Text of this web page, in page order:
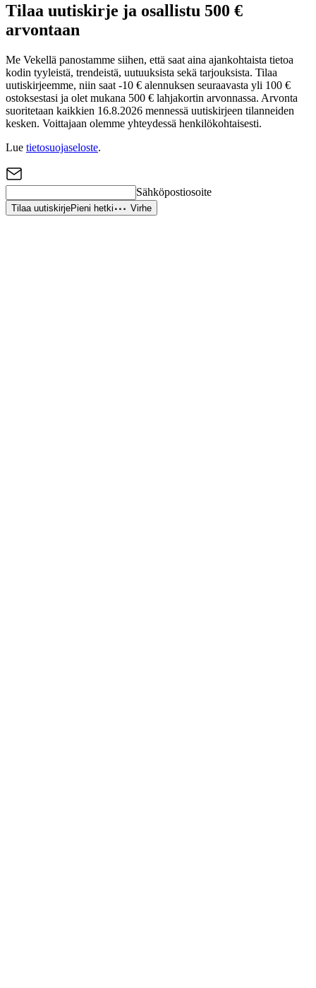
Tilaa uutiskirje ja osallistu 500 €
arvontaan
Me Vekellä panostamme siihen, että saat aina ajankohtaista tietoa
kodin tyyleistä, trendeistä, uutuuksista sekä tarjouksista. Tilaa
uutiskirjeemme, niin saat -10 € alennuksen seuraavasta yli 100 €
ostoksestasi ja olet mukana 500 € lahjakortin arvonnassa. Arvonta
suoritetaan kaikkien 16.8.2026 mennessä uutiskirjeen tilanneiden
kesken. Voittajaan olemme yhteydessä henkilökohtaisesti.
Lue tietosuojaseloste.
Sähköpostiosoite
Tilaa uutiskirjePieni hetki Virhe